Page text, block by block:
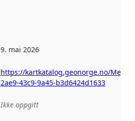
9. mai 2026
https://kartkatalog.geonorge.no/
2ae9-43c9-9a45-b3d6424d1633
Ikke oppgitt